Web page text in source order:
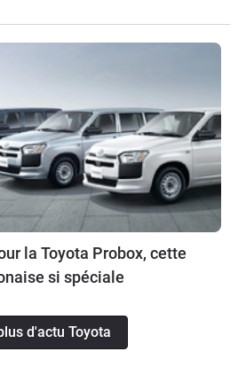
la Toyota Probox, cette
si spéciale
d'actu Toyota